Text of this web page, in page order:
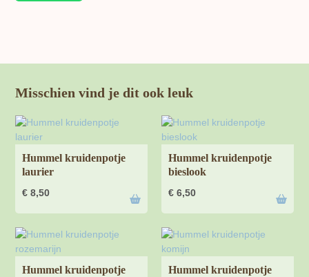
Misschien vind je dit ook leuk
Hummel kruidenpotje
laurier
€ 8,50
Hummel kruidenpotje
bieslook
€ 6,50
Hummel kruidenpotje
Hummel kruidenpotje